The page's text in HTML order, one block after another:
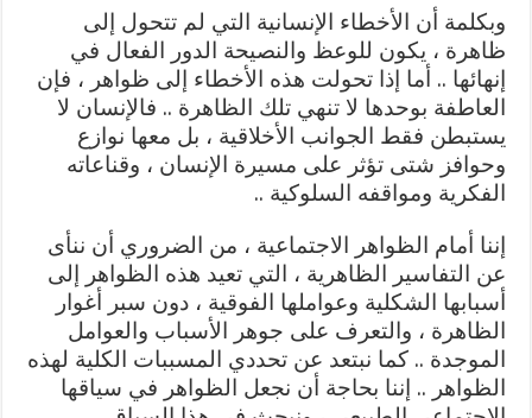
وبكلمة أن الأخطاء الإنسانية التي لم تتحول إلى
ظاهرة ، يكون للوعظ والنصيحة الدور الفعال في
إنهائها .. أما إذا تحولت هذه الأخطاء إلى ظواهر ، فإن
العاطفة بوحدها لا تنهي تلك الظاهرة .. فالإنسان لا
يستبطن فقط الجوانب الأخلاقية ، بل معها نوازع
وحوافز شتى تؤثر على مسيرة الإنسان ، وقناعاته
الفكرية ومواقفه السلوكية ..
إننا أمام الظواهر الاجتماعية ، من الضروري أن ننأى
عن التفاسير الظاهرية ، التي تعيد هذه الظواهر إلى
أسبابها الشكلية وعواملها الفوقية ، دون سبر أغوار
الظاهرة ، والتعرف على جوهر الأسباب والعوامل
الموجدة .. كما نبتعد عن تحددي المسببات الكلية لهذه
الظواهر .. إننا بحاجة أن نجعل الظواهر في سياقها